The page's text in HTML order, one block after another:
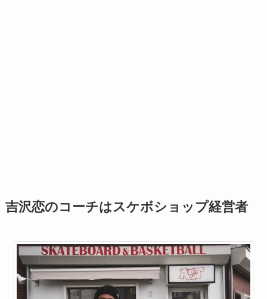
吉沢恋のコーチはスケボショップ経営者